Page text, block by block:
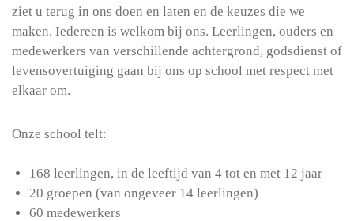
ziet u terug in ons doen en laten en de keuzes die we
maken. Iedereen is welkom bij ons. Leerlingen, ouders en
medewerkers van verschillende achtergrond, godsdienst of
levensovertuiging gaan bij ons op school met respect met
elkaar om.
Onze school telt:
168 leerlingen, in de leeftijd van 4 tot en met 12 jaar
20 groepen (van ongeveer 14 leerlingen)
60 medewerkers